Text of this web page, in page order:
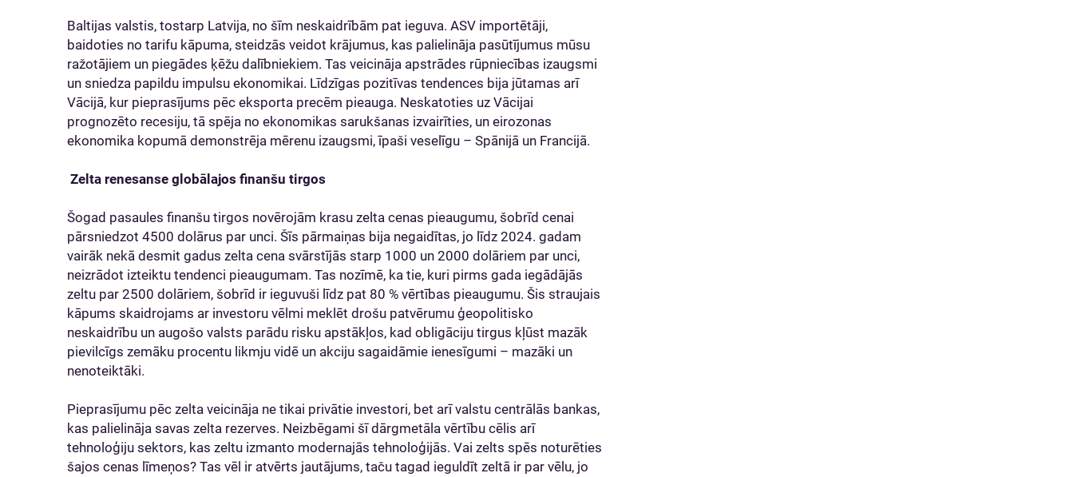
Baltijas valstis, tostarp Latvija, no šīm neskaidrībām pat ieguva. ASV importētāji,
baidoties no tarifu kāpuma, steidzās veidot krājumus, kas palielināja pasūtījumus mūsu
ražotājiem un piegādes ķēžu dalībniekiem. Tas veicināja apstrādes rūpniecības izaugsmi
un sniedza papildu impulsu ekonomikai. Līdzīgas pozitīvas tendences bija jūtamas arī
Vācijā, kur pieprasījums pēc eksporta precēm pieauga. Neskatoties uz Vācijai
prognozēto recesiju, tā spēja no ekonomikas sarukšanas izvairīties, un eirozonas
ekonomika kopumā demonstrēja mērenu izaugsmi, īpaši veselīgu – Spānijā un Francijā.
Zelta renesanse globālajos finanšu tirgos
Šogad pasaules finanšu tirgos novērojām krasu zelta cenas pieaugumu, šobrīd cenai
pārsniedzot 4500 dolārus par unci. Šīs pārmaiņas bija negaidītas, jo līdz 2024. gadam
vairāk nekā desmit gadus zelta cena svārstījās starp 1000 un 2000 dolāriem par unci,
neizrādot izteiktu tendenci pieaugumam. Tas nozīmē, ka tie, kuri pirms gada iegādājās
zeltu par 2500 dolāriem, šobrīd ir ieguvuši līdz pat 80 % vērtības pieaugumu. Šis straujais
kāpums skaidrojams ar investoru vēlmi meklēt drošu patvērumu ģeopolitisko
neskaidrību un augošo valsts parādu risku apstākļos, kad obligāciju tirgus kļūst mazāk
pievilcīgs zemāku procentu likmju vidē un akciju sagaidāmie ienesīgumi – mazāki un
nenoteiktāki.
Pieprasījumu pēc zelta veicināja ne tikai privātie investori, bet arī valstu centrālās bankas,
kas palielināja savas zelta rezerves. Neizbēgami šī dārgmetāla vērtību cēlis arī
tehnoloģiju sektors, kas zeltu izmanto modernajās tehnoloģijās. Vai zelts spēs noturēties
šajos cenas līmeņos? Tas vēl ir atvērts jautājums, taču tagad ieguldīt zeltā ir par vēlu, jo